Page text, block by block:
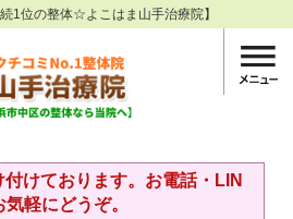
1位の整体☆よこはま山手治療院】
けております。お電話・LIN
軽にどうぞ。